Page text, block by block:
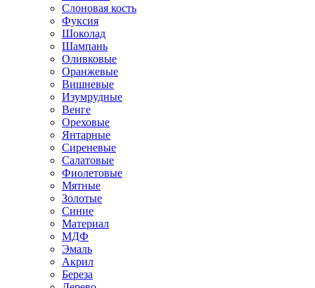
Слоновая кость
Фуксия
Шоколад
Шампань
Оливковые
Оранжевые
Вишневые
Изумрудные
Венге
Ореховые
Янтарные
Сиреневые
Салатовые
Фиолетовые
Мятные
Золотые
Синие
Материал
МДФ
Эмаль
Акрил
Береза